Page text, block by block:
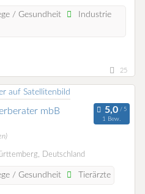
/ Gesundheit
Industrie
25
mbB
1 Bew.
Deutschland
/ Gesundheit Tierärzte